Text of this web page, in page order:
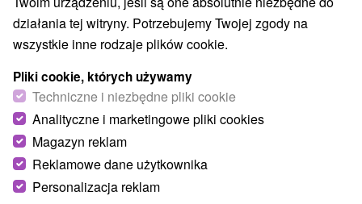
Penzión na Hálni Nižná Boca
działania tej witryny. Potrzebujemy Twojej zgody na
wszystkie inne rodzaje plików cookie.
Pliki cookie, których używamy
Techniczne i niezbędne pliki cookie
Analityczne i marketingowe pliki cookies
Magazyn reklam
Reklamowe dane użytkownika
Personalizacja reklam